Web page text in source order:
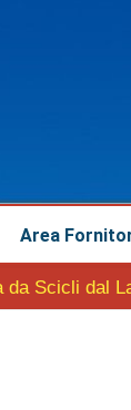
Area
Scicli dal